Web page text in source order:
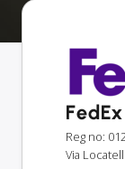
Reg no:
Via